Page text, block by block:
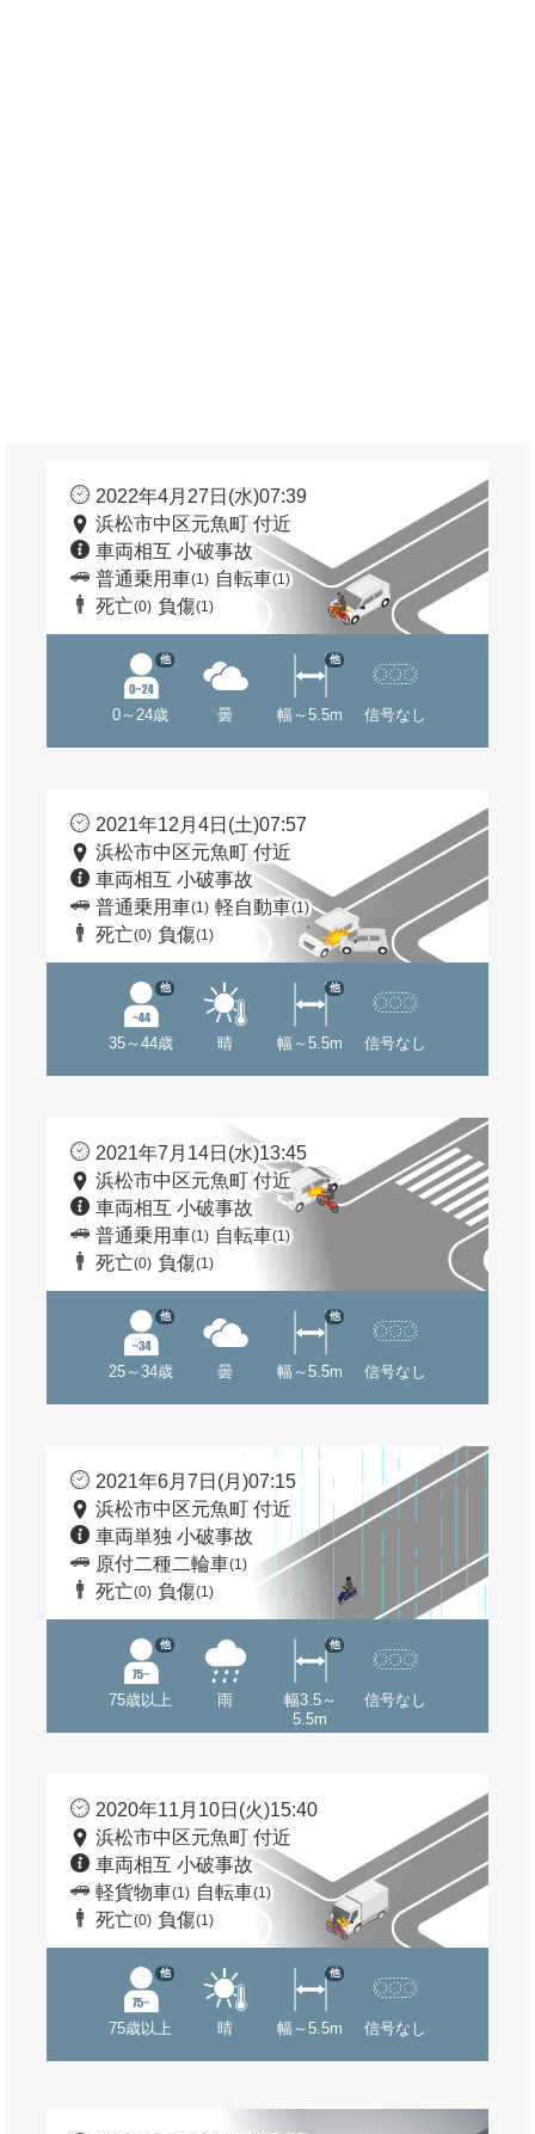
2022年4月27日(水)07:39
浜松市中区元魚町 付近
車両相互 小破事故
普通乗用車(1) 自転車(1)
死亡(0) 負傷(1)
0～24歳
他
曇 幅～5.5m
他
信号なし
2021年12月4日(土)07:57
浜松市中区元魚町 付近
車両相互 小破事故
普通乗用車(1) 軽自動車(1)
死亡(0) 負傷(1)
35～44歳
他
晴 幅～5.5m
他
信号なし
2021年7月14日(水)13:45
浜松市中区元魚町 付近
車両相互 小破事故
普通乗用車(1) 自転車(1)
死亡(0) 負傷(1)
25～34歳
他
曇 幅～5.5m
他
信号なし
2021年6月7日(月)07:15
浜松市中区元魚町 付近
車両単独 小破事故
原付二種二輪車(1)
死亡(0) 負傷(1)
75歳以上
他
雨
幅3.5～
5.5m
他
信号なし
2020年11月10日(火)15:40
浜松市中区元魚町 付近
車両相互 小破事故
軽貨物車(1) 自転車(1)
死亡(0) 負傷(1)
75歳以上
他
晴 幅～5.5m
他
信号なし